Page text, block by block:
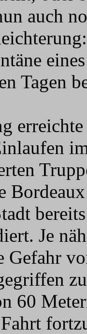
auch
Tagen
Je
Gefahr
60